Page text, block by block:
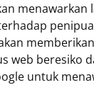
menawarkan
web beresiko
untuk